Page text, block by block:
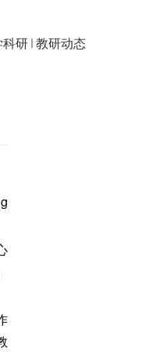
研 教研动态